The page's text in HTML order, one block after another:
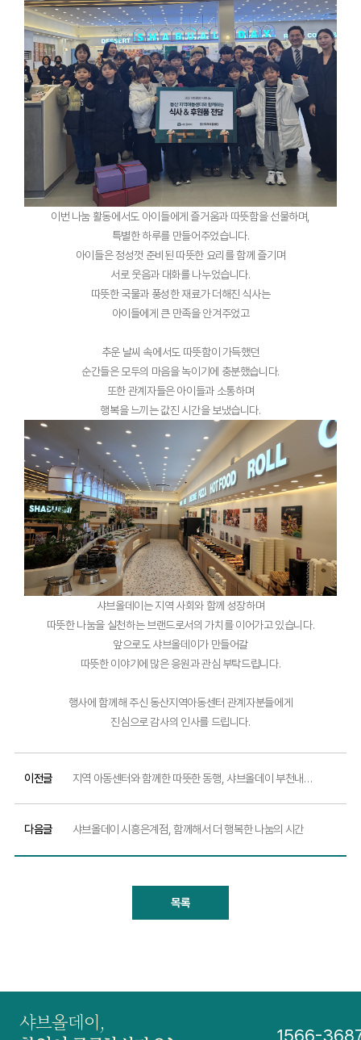
이번 나눔 활동에서도 아이들에게 즐거움과 따뜻함을 선물하며,
특별한 하루를 만들어주었습니다.
아이들은 정성껏 준비된 따뜻한 요리를 함께 즐기며
서로 웃음과 대화를 나누었습니다.
따뜻한 국물과 풍성한 재료가 더해진 식사는
아이들에게 큰 만족을 안겨주었고
추운 날씨 속에서도 따뜻함이 가득했던
순간들은 모두의 마음을 녹이기에 충분했습니다.
또한 관계자들은 아이들과 소통하며
행복을 느끼는 값진 시간을 보냈습니다.
샤브올데이는 지역 사회와 함께 성장하며
따뜻한 나눔을 실천하는 브랜드로서의 가치를 이어가고 있습니다.
앞으로도 샤브올데이가 만들어갈
따뜻한 이야기에 많은 응원과 관심 부탁드립니다.
행사에 함께해 주신 동산지역아동센터 관계자분들에게
진심으로 감사의 인사를 드립니다.
이전글 지역 아동센터와 함께한 따뜻한 동행, 샤브올데이 부천내동점 이야기
다음글 샤브올데이 시흥은계점, 함께해서 더 행복한 나눔의 시간
목록
샤브올데이,
1566-